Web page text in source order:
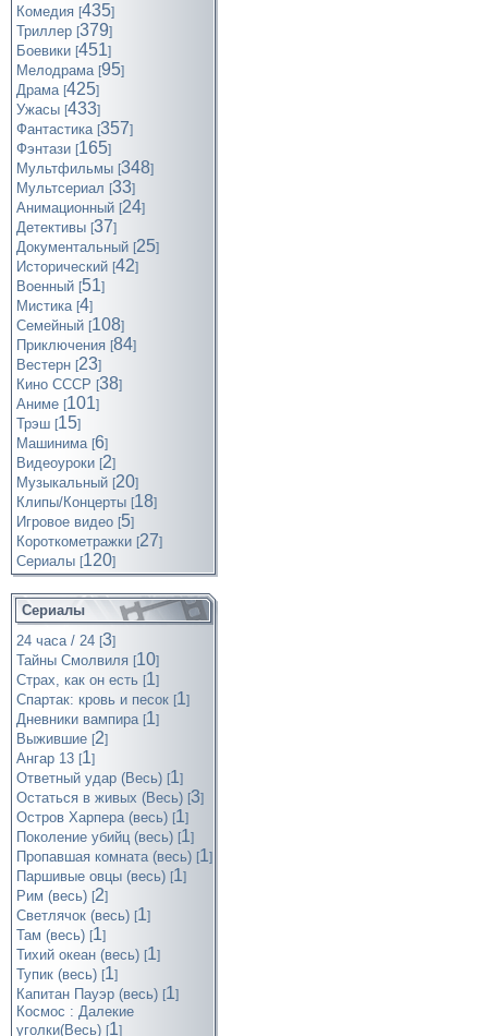
Комедия [435]
Триллер [379]
Боевики [451]
Мелодрама [95]
Драма [425]
Ужасы [433]
Фантастика [357]
Фэнтази [165]
Мультфильмы [348]
Мультсериал [33]
Анимационный [24]
Детективы [37]
Документальный [25]
Исторический [42]
Военный [51]
Мистика [4]
Семейный [108]
Приключения [84]
Вестерн [23]
Кино СССР [38]
Аниме [101]
Трэш [15]
Машинима [6]
Видеоуроки [2]
Музыкальный [20]
Клипы/Концерты [18]
Игровое видео [5]
Короткометражки [27]
Cериалы [120]
Сериалы
24 часа / 24 [3]
Тайны Смолвиля [10]
Страх, как он есть [1]
Спартак: кровь и песок [1]
Дневники вампира [1]
Выжившие [2]
Ангар 13 [1]
Ответный удар (Весь) [1]
Остаться в живых (Весь) [3]
Остров Харпера (весь) [1]
Поколение убийц (весь) [1]
Пропавшая комната (весь) [1]
Паршивые овцы (весь) [1]
Рим (весь) [2]
Светлячок (весь) [1]
Там (весь) [1]
Тихий океан (весь) [1]
Тупик (весь) [1]
Капитан Пауэр (весь) [1]
Космос : Далекие
уголки(Весь) [1]